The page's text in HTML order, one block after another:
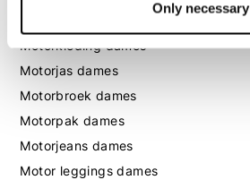
Only necessary
Motorkleding dames
Motorjas dames
Motorbroek dames
Motorpak dames
Motorjeans dames
Motor leggings dames